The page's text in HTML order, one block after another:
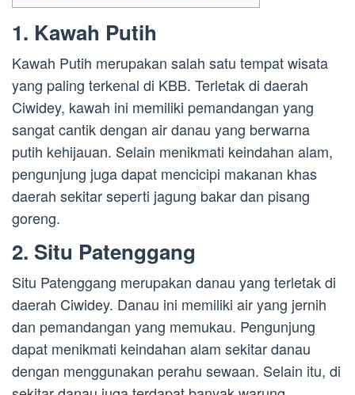
1. Kawah Putih
Kawah Putih merupakan salah satu tempat wisata
yang paling terkenal di KBB. Terletak di daerah
Ciwidey, kawah ini memiliki pemandangan yang
sangat cantik dengan air danau yang berwarna
putih kehijauan. Selain menikmati keindahan alam,
pengunjung juga dapat mencicipi makanan khas
daerah sekitar seperti jagung bakar dan pisang
goreng.
2. Situ Patenggang
Situ Patenggang merupakan danau yang terletak di
daerah Ciwidey. Danau ini memiliki air yang jernih
dan pemandangan yang memukau. Pengunjung
dapat menikmati keindahan alam sekitar danau
dengan menggunakan perahu sewaan. Selain itu, di